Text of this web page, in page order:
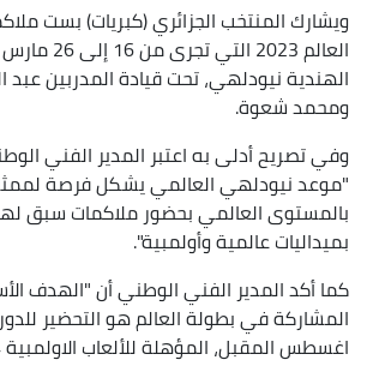
ويشارك المنتخب الجزائري (كبريات) بست
العالم 2023 التي
الهندية نيودلهي، تحت قيادة المدربين عبد
ومحمد شعوة.
وفي تصريح أدلى به اعتبر المدير الفني
"موعد نيودلهي العالمي يشكل فرصة لممثلات
بالمستوى العالمي بحضور ملاكمات سبق
بميداليات عالمية وأولمبية".
كما أكد المدير الفني الوطني أن "الهدف
المشاركة في بطولة العالم هو التحضير
اغسطس المقبل، المؤهلة للألعاب الاولمبية 2024 بباريس".